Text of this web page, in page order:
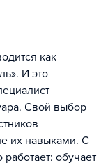
как
И это
Свой выбор
их навыками. С
обучает